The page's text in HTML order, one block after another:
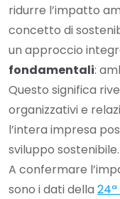
ridurre l’impatto
concetto di
un approccio
fondamentali:
Questo significa
organizzativi e
l’intera impresa
sviluppo sostenibile.
A confermare
sono i dati della